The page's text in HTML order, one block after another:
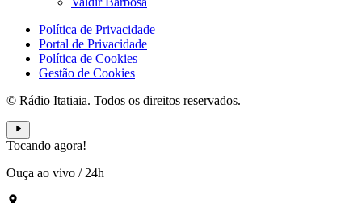
Política de Privacidade
Portal de Privacidade
Política de Cookies
Gestão de Cookies
© Rádio Itatiaia. Todos os direitos reservados.
Tocando agora!
Ouça ao vivo / 24h